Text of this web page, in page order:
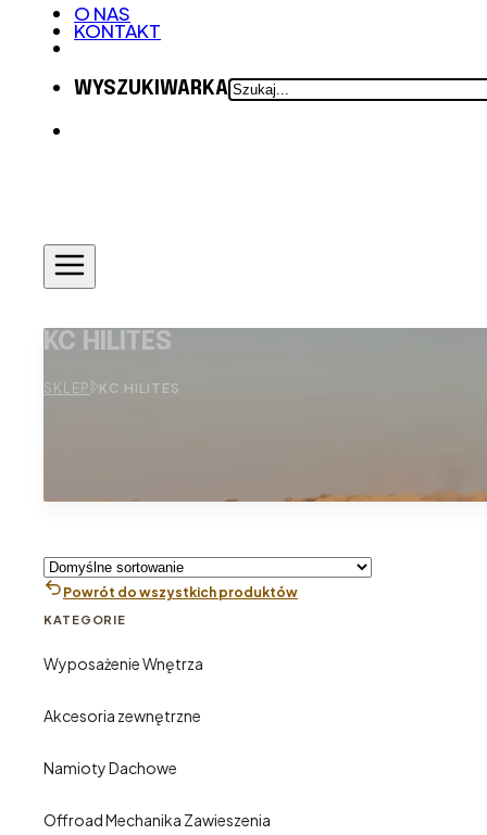
O NAS
KONTAKT
WYSZUKIWARKASZUKAJ
KC HILITES
SKLEP KC HILITES
Powrót do wszystkich produktów
KATEGORIE
Wyposażenie Wnętrza
Akcesoria zewnętrzne
Namioty Dachowe
Offroad Mechanika Zawieszenia